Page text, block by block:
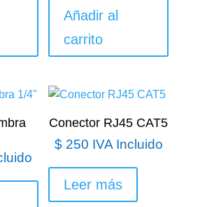
Añadir al
carrito
Conector RJ45 CAT5
$250 IVA Incluido
Leer más